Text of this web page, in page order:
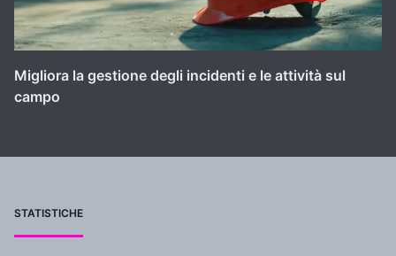
Migliora la gestione degli incidenti e le attività sul
campo
STATISTICHE